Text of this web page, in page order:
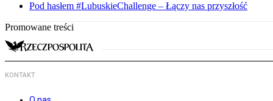
Pod hasłem #LubuskieChallenge – Łączy nas przyszłość
Promowane treści
KONTAKT